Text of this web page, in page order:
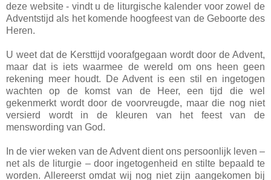
deze website - vindt u de liturgische kalender voor zowel de
Adventstijd als het komende hoogfeest van de Geboorte des
Heren.
U weet dat de Kersttijd voorafgegaan wordt door de Advent,
maar dat is iets waarmee de wereld om ons heen geen
rekening meer houdt. De Advent is een stil en ingetogen
wachten op de komst van de Heer, een tijd die wel
gekenmerkt wordt door de voorvreugde, maar die nog niet
versierd wordt in de kleuren van het feest van de
menswording van God.
In de vier weken van de Advent dient ons persoonlijk leven –
net als de liturgie – door ingetogenheid en stilte bepaald te
worden. Allereerst omdat wij nog niet zijn aangekomen bij